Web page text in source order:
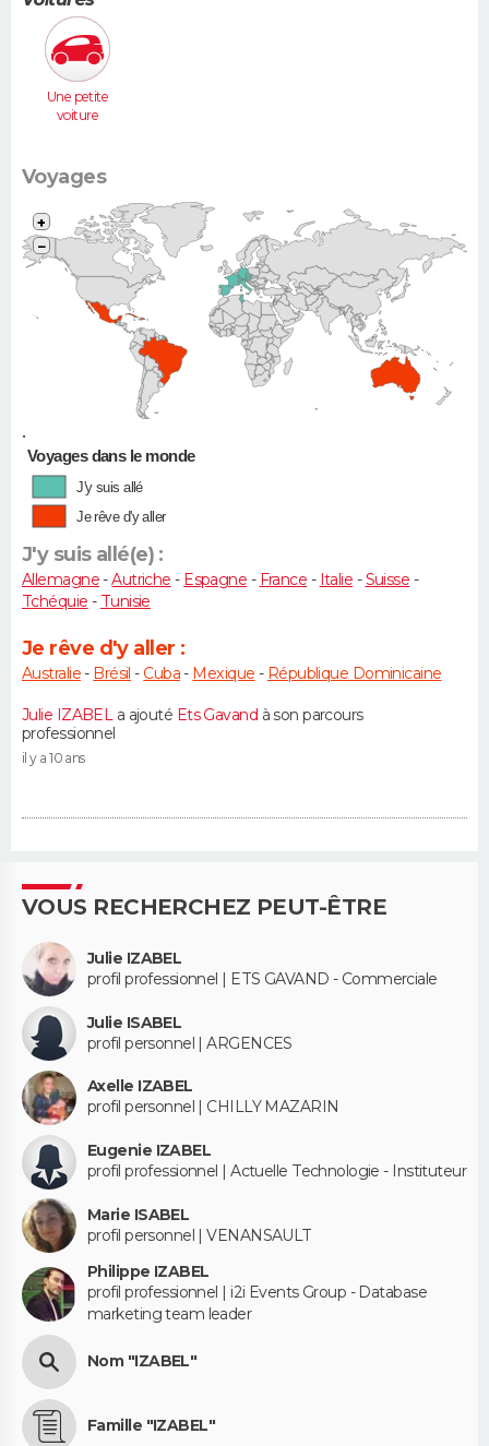
Une petite
voiture
Voyages
•
+
−
Voyages dans le monde
J'y suis allé
Je rêve d'y aller
J'y suis allé(e) :
Allemagne-Autriche - Espagne - France - Italie -Suisse -
Tchéquie - Tunisie
Je rêve d'y aller :
Australie- Brésil - Cuba- Mexique - République Dominicaine
Julie IZABELa ajouté Ets Gavand à son parcours
professionnel
il y a 10 ans
VOUS RECHERCHEZ PEUT-ÊTRE
Julie IZABEL
profil professionnel | ETS GAVAND - Commerciale
Julie ISABEL
profil personnel | ARGENCES
Axelle IZABEL
profil personnel | CHILLY MAZARIN
Eugenie IZABEL
profil professionnel | Actuelle Technologie - Instituteur
Marie ISABEL
profil personnel | VENANSAULT
Philippe IZABEL
profil professionnel | i2i Events Group - Database
marketing team leader
Nom "IZABEL"
Famille "IZABEL"